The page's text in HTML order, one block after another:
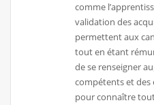
comme
validation des
permettent aux
tout en étant
de se renseigner
compétents et
pour connaître